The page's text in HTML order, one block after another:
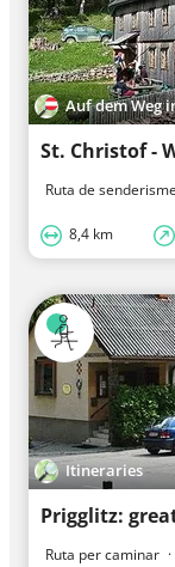
Auf dem Weg
St. Christof -
Ruta de senderisme
8,4 km
Itineraries
Prigglitz:
Ruta per caminar ·